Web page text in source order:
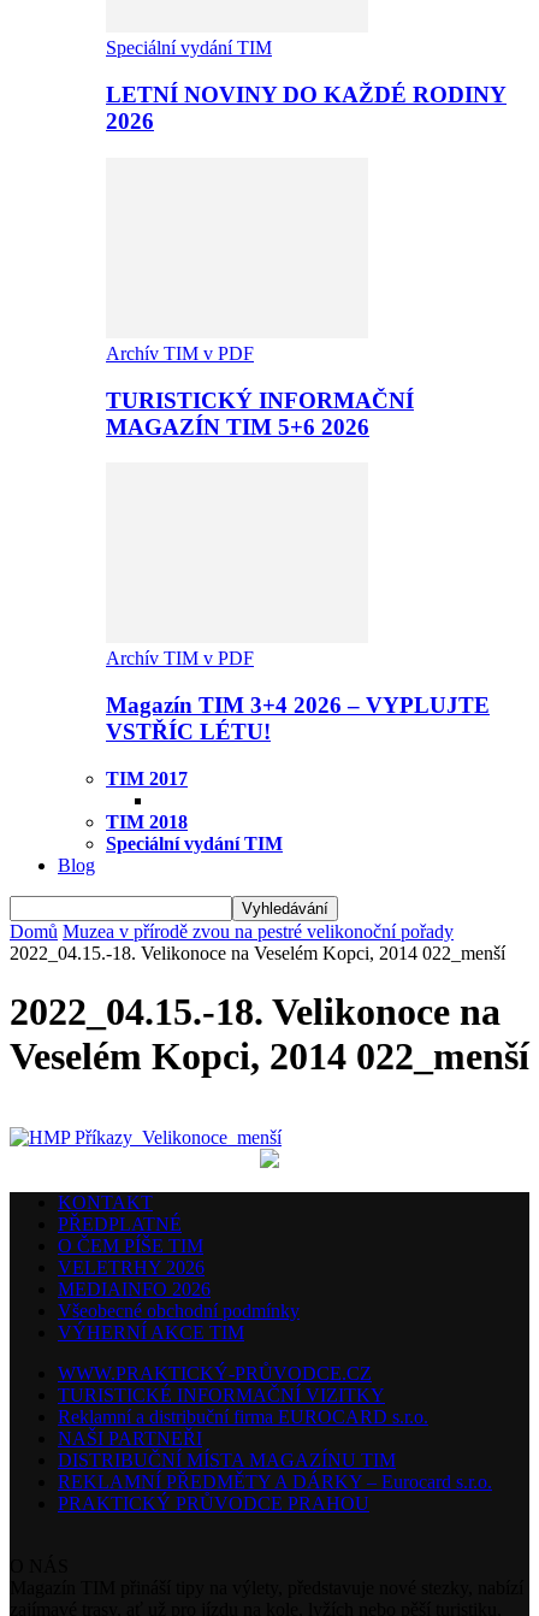
Speciální vydání TIM
LETNÍ NOVINY DO KAŽDÉ RODINY
2026
Archív TIM v PDF
TURISTICKÝ INFORMAČNÍ
MAGAZÍN TIM 5+6 2026
Archív TIM v PDF
Magazín TIM 3+4 2026 – VYPLUJTE
VSTŘÍC LÉTU!
TIM 2017
TIM 2018
Speciální vydání TIM
Blog
Domů Muzea v přírodě zvou na pestré velikonoční pořady
2022_04.15.-18. Velikonoce na Veselém Kopci, 2014 022_menší
2022_04.15.-18. Velikonoce na
Veselém Kopci, 2014 022_menší
KONTAKT
PŘEDPLATNÉ
O ČEM PÍŠE TIM
VELETRHY 2026
MEDIAINFO 2026
Všeobecné obchodní podmínky
VÝHERNÍ AKCE TIM
WWW.PRAKTICKÝ-PRŮVODCE.CZ
TURISTICKÉ INFORMAČNÍ VIZITKY
Reklamní a distribuční firma EUROCARD s.r.o.
NAŠI PARTNEŘI
DISTRIBUČNÍ MÍSTA MAGAZÍNU TIM
REKLAMNÍ PŘEDMĚTY A DÁRKY – Eurocard s.r.o.
PRAKTICKÝ PRŮVODCE PRAHOU